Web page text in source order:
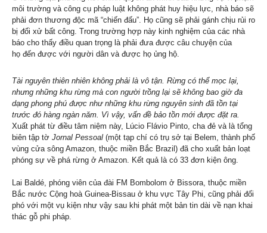
môi trường và công cụ pháp luật không phát huy hiệu lực, nhà báo sẽ
phải đơn thương độc mã “chiến đấu”. Họ cũng sẽ phải gánh chịu rủi ro
bị đối xử bất công. Trong trường hợp này kinh nghiệm của các nhà
báo cho thấy điều quan trọng là phải đưa được câu chuyện của
họ đến được với người dân và được họ ủng hộ.
Tài nguyên thiên nhiên không phải là vô tận. Rừng có thể mọc lại,
nhưng những khu rừng mà con người trồng lại sẽ không bao giờ đa
dạng phong phú được như những khu rừng nguyên sinh đã tồn tại
trước đó hàng ngàn năm. Vì vậy, vấn đề bảo tồn mới được đặt ra.
Xuất phát từ điều tâm niệm này, Lúcio Flávio Pinto, cha đẻ và là tổng
biên tập tờ Jornal Pessoal (một tạp chí có trụ sở tại Belem, thành phố
vùng cửa sông Amazon, thuộc miền Bắc Brazil) đã cho xuất bản loạt
phóng sự về phá rừng ở Amazon. Kết quả là có 33 đơn kiện ông.
Lai Baldé, phóng viên của đài FM Bombolom ở Bissora, thuộc miền
Bắc nước Cộng hoà Guinea-Bissau ở khu vực Tây Phi, cũng phải đối
phó với một vụ kiện như vậy sau khi phát một bản tin dài về nạn khai
thác gỗ phi pháp.